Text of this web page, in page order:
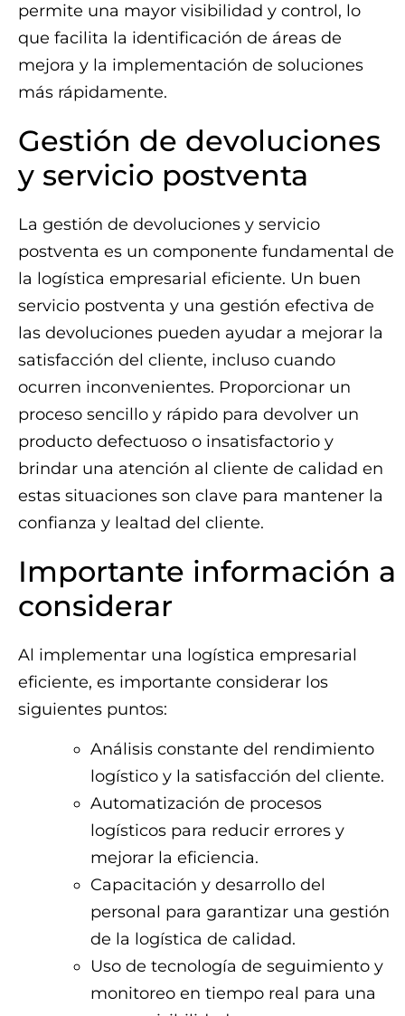
permite una mayor visibilidad y control, lo
que facilita la identificación de áreas de
mejora y la implementación de soluciones
más rápidamente.
Gestión de devoluciones
y servicio postventa
La gestión de devoluciones y servicio
postventa es un componente fundamental de
la logística empresarial eficiente. Un buen
servicio postventa y una gestión efectiva de
las devoluciones pueden ayudar a mejorar la
satisfacción del cliente, incluso cuando
ocurren inconvenientes. Proporcionar un
proceso sencillo y rápido para devolver un
producto defectuoso o insatisfactorio y
brindar una atención al cliente de calidad en
estas situaciones son clave para mantener la
confianza y lealtad del cliente.
Importante información a
considerar
Al implementar una logística empresarial
eficiente, es importante considerar los
siguientes puntos:
Análisis constante del rendimiento
logístico y la satisfacción del cliente.
Automatización de procesos
logísticos para reducir errores y
mejorar la eficiencia.
Capacitación y desarrollo del
personal para garantizar una gestión
de la logística de calidad.
Uso de tecnología de seguimiento y
monitoreo en tiempo real para una